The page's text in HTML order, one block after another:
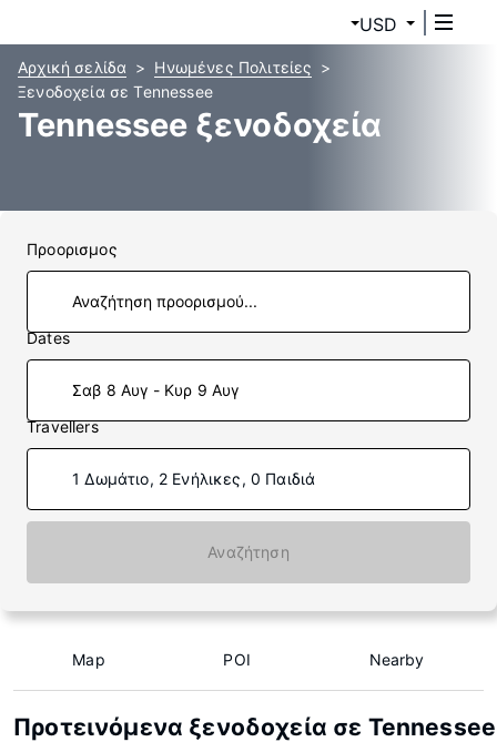
USD
Αρχική σελίδα
Ηνωμένες Πολιτείες
Ξενοδοχεία σε Tennessee
Tennessee ξενοδοχεία
Προορισμος
Dates
Σαβ 8 Αυγ - Κυρ 9 Αυγ
Travellers
1 Δωμάτιο, 2 Ενήλικες, 0 Παιδιά
Αναζήτηση
Map POI Nearby
Προτεινόμενα ξενοδοχεία σε Tennessee